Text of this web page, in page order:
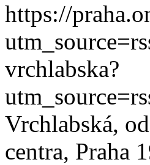
https://
vrchlabska?
Vrchlabská,
centra, Praha